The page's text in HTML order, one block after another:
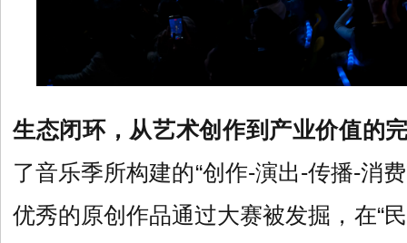
生态闭环，从艺术创作到产业价值的
了音乐季所构建的“创作-演出-传播-消
优秀的原创作品通过大赛被发掘，在“